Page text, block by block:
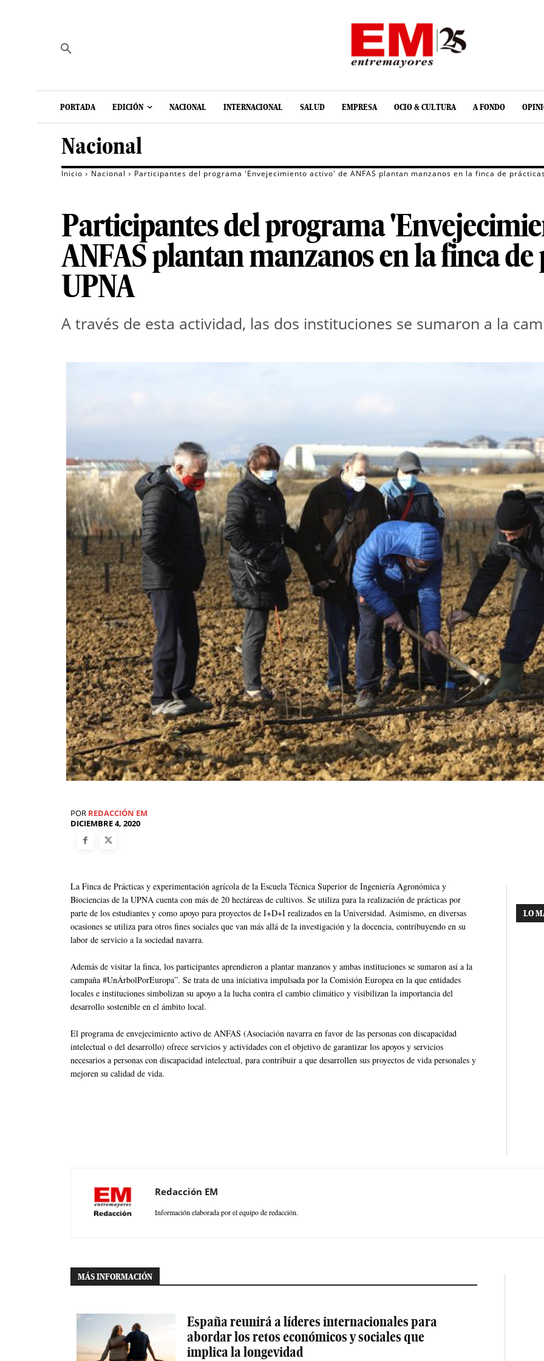
PORTADA EDICIÓN NACIONAL INTERNACIONAL SALUD EMPRESA OCIO & CULTURA A FONDO
Nacional
Inicio Nacional Participantes del programa 'Envejecimiento activo' de ANFAS plantan manzanos en la finca de
Participantes del programa
ANFAS plantan manzanos en la finca de
UPNA
A través de esta actividad, las dos instituciones se sumaron a la
POR REDACCIÓN EM
DICIEMBRE 4, 2020
La Finca de Prácticas y experimentación agrícola de la Escuela Técnica Superior de Ingeniería Agronómica y
Biociencias de la UPNA cuenta con más de 20 hectáreas de cultivos. Se utiliza para la realización de prácticas por
parte de los estudiantes y como apoyo para proyectos de I+D+I realizados en la Universidad. Asimismo, en diversas
ocasiones se utiliza para otros fines sociales que van más allá de la investigación y la docencia, contribuyendo en su
labor de servicio a la sociedad navarra.
Además de visitar la finca, los participantes aprendieron a plantar manzanos y ambas instituciones se sumaron así a la
campaña #UnÁrbolPorEuropa”. Se trata de una iniciativa impulsada por la Comisión Europea en la que entidades
locales e instituciones simbolizan su apoyo a la lucha contra el cambio climático y visibilizan la importancia del
desarrollo sostenible en el ámbito local.
El programa de envejecimiento activo de ANFAS (Asociación navarra en favor de las personas con discapacidad
intelectual o del desarrollo) ofrece servicios y actividades con el objetivo de garantizar los apoyos y servicios
necesarios a personas con discapacidad intelectual, para contribuir a que desarrollen sus proyectos de vida personales y
mejoren su calidad de vida.
LO
Redacción EM
Información elaborada por el equipo de redacción.
MÁS INFORMACIÓN
España reunirá a líderes internacionales para
abordar los retos económicos y sociales que
implica la longevidad